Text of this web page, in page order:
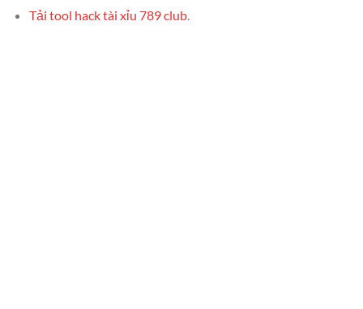
Tải tool hack tài xỉu 789 club.